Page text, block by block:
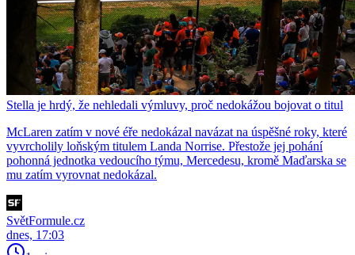
Stella je hrdý, že nehledali výmluvy, proč nedokážou bojovat o titul
McLaren zatím v nové éře nedokázal navázat na úspěšné roky, které
vyvrcholily loňským titulem Landa Norrise. Přestože jej pohání
pohonná jednotka vedoucího týmu, Mercedesu, kromě Maďarska se
mu zatím vyrovnat nedokázal.
SvětFormule.cz
dnes, 17:03